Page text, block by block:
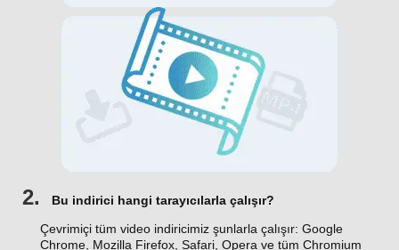
2.
Bu indirici hangi tarayıcılarla çalışır?
Çevrimiçi tüm video indiricimiz şunlarla çalışır: Google
Chrome, Mozilla Firefox, Safari, Opera ve tüm Chromium